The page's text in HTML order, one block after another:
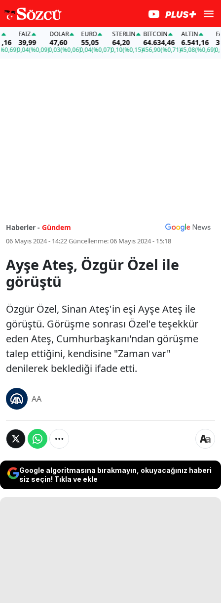
FAİZ
39,99
(%0,09)
DOLAR
47,60
0,03(%0,06)
EURO
55,05
0,04(%0,07)
STERLIN
64,20
0,10(%0,15)
BITCOIN
64.634,46
456,90(%0,71)
ALTIN
6.541,16
45,08(%0,69)
FAİZ
39,99
0,04
Haberler - Gündem
06 Mayıs 2024 - 14:22Güncellenme:06 Mayıs 2024 - 15:18
Ayşe Ateş, Özgür Özel ile
görüştü
Özgür Özel, Sinan Ateş'in eşi Ayşe Ateş ile
görüştü. Görüşme sonrası Özel'e teşekkür
eden Ateş, Cumhurbaşkanı'ndan görüşme
talep ettiğini, kendisine "Zaman var"
denilerek beklediği ifade etti.
AA
Google algoritmasına bırakmayın, okuyacağınız haberi
siz seçin! Tıkla ve ekle